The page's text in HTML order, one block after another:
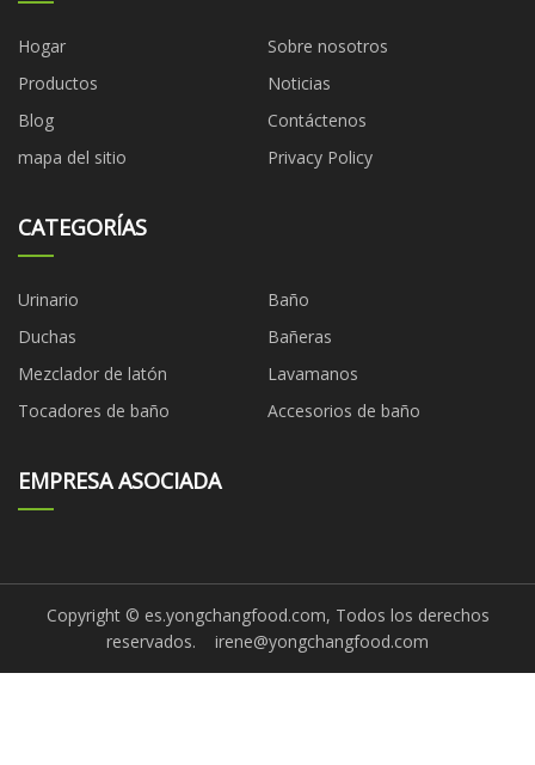
Hogar
Sobre nosotros
Productos
Noticias
Blog
Contáctenos
mapa del sitio
Privacy Policy
CATEGORÍAS
Urinario
Baño
Duchas
Bañeras
Mezclador de latón
Lavamanos
Tocadores de baño
Accesorios de baño
EMPRESA ASOCIADA
Copyright © es.yongchangfood.com, Todos los derechos
reservados. irene@yongchangfood.com